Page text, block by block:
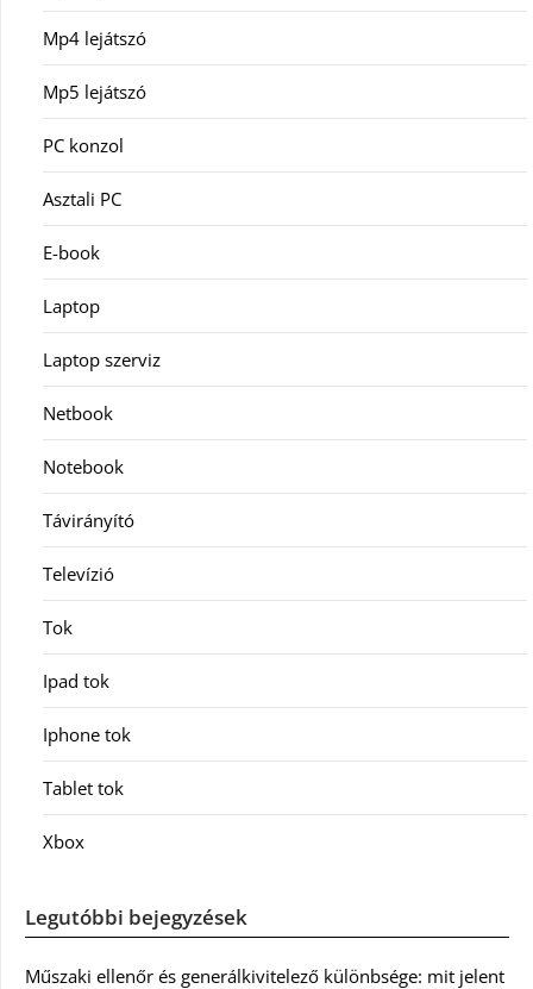
Mp4 lejátszó
Mp5 lejátszó
PC konzol
Asztali PC
E-book
Laptop
Laptop szerviz
Netbook
Notebook
Távirányító
Televízió
Tok
Ipad tok
Iphone tok
Tablet tok
Xbox
Legutóbbi bejegyzések
Műszaki ellenőr és generálkivitelező különbsége: mit jelent